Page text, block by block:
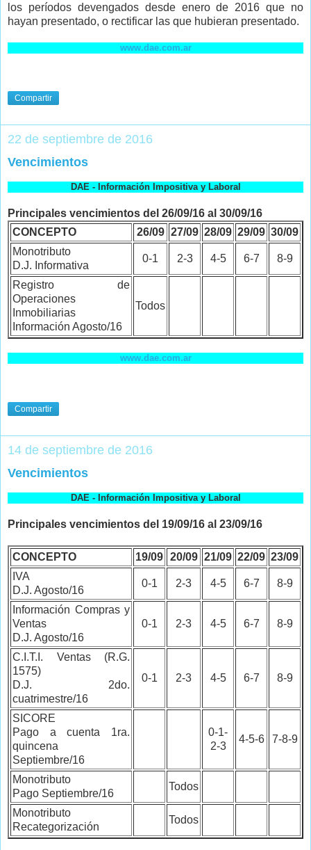
los períodos devengados desde enero de 2016 que no
hayan presentado, o rectificar las que hubieran presentado.
www.dae.com.ar
Compartir
22 de septiembre de 2016
Vencimientos
DAE - Información Impositiva y Laboral
Principales vencimientos del 26/09/16 al 30/09/16
CONCEPTO
26/09 27/09 28/09 29/09 30/09
Monotributo
D.J. Informativa
0-1 2-3 4-5 6-7 8-9
Registro de
Operaciones
Inmobiliarias
Información Agosto/16
Todos
www.dae.com.ar
Compartir
14 de septiembre de 2016
Vencimientos
DAE - Información Impositiva y Laboral
Principales vencimientos del 19/09/16 al 23/09/16
CONCEPTO 19/09 20/09 21/09 22/09 23/09
IVA
D.J. Agosto/16
0-1 2-3 4-5 6-7 8-9
Información Compras y
Ventas
D.J. Agosto/16
0-1 2-3 4-5 6-7 8-9
C.I.T.I. Ventas (R.G.
1575)
D.J. 2do.
cuatrimestre/16
0-1 2-3 4-5 6-7 8-9
SICORE
Pago a cuenta 1ra.
quincena
Septiembre/16
0-1-
2-3
4-5-6 7-8-9
Monotributo
Pago Septiembre/16
Todos
Monotributo
Recategorización
Todos